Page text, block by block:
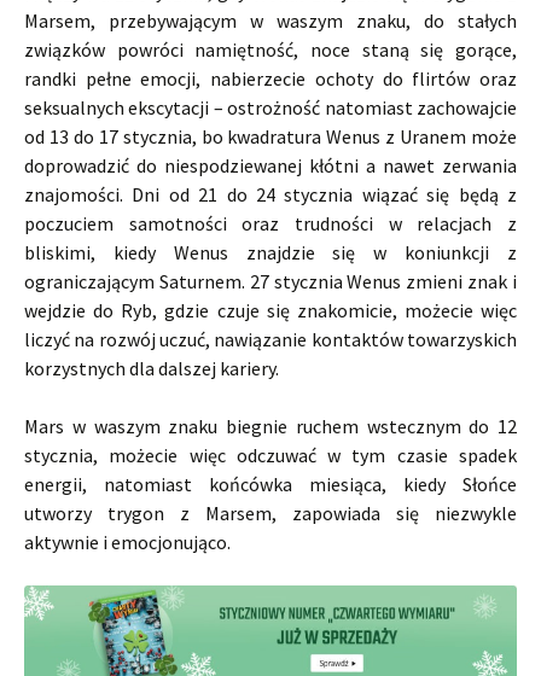
Marsem, przebywającym w waszym znaku, do stałych
związków powróci namiętność, noce staną się gorące,
randki pełne emocji, nabierzecie ochoty do flirtów oraz
seksualnych ekscytacji – ostrożność natomiast zachowajcie
od 13 do 17 stycznia, bo kwadratura Wenus z Uranem może
doprowadzić do niespodziewanej kłótni a nawet zerwania
znajomości. Dni od 21 do 24 stycznia wiązać się będą z
poczuciem samotności oraz trudności w relacjach z
bliskimi, kiedy Wenus znajdzie się w koniunkcji z
ograniczającym Saturnem. 27 stycznia Wenus zmieni znak i
wejdzie do Ryb, gdzie czuje się znakomicie, możecie więc
liczyć na rozwój uczuć, nawiązanie kontaktów towarzyskich
korzystnych dla dalszej kariery.
Mars w waszym znaku biegnie ruchem wstecznym do 12
stycznia, możecie więc odczuwać w tym czasie spadek
energii, natomiast końcówka miesiąca, kiedy Słońce
utworzy trygon z Marsem, zapowiada się niezwykle
aktywnie i emocjonująco.